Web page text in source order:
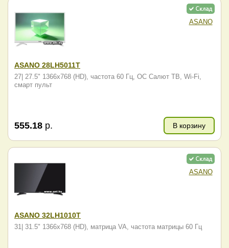
ASANO
ASANO 28LH5011T
27| 27.5" 1366x768 (HD), частота 60 Гц, ОС Салют ТВ, Wi-Fi,
смарт пульт
555.18 р. В корзину
ASANO
ASANO 32LH1010T
31| 31.5" 1366x768 (HD), матрица VA, частота матрицы 60 Гц